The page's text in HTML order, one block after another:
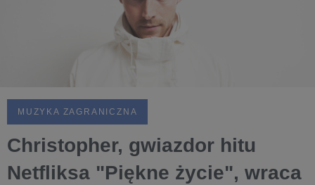
MUZYKA ZAGRANICZNA
Christopher, gwiazdor hitu
Netfliksa "Piękne życie", wraca